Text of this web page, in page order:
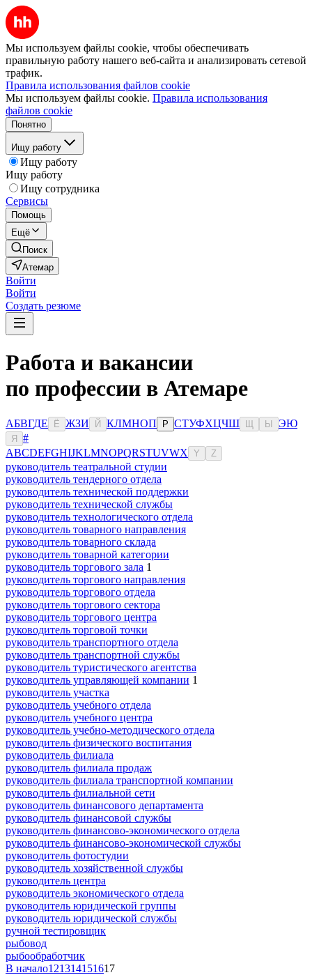
Мы используем файлы cookie, чтобы обеспечивать
правильную работу нашего веб-сайта и анализировать сетевой
трафик.
Правила использования файлов cookie
Мы используем файлы cookie. Правила использования
файлов cookie
Понятно
Ищу работу
Ищу работу
Ищу работу
Ищу сотрудника
Сервисы
Помощь
Ещё
Поиск
Атемар
Войти
Войти
Создать резюме
Работа и вакансии
по профессии в Атемаре
АБВГДЕ Ё ЖЗИ Й КЛМНОП Р СТУФХЦЧШ Ы ЭЮ
Я
#
ABCDEFGHIJKLMNOPQRSTUVWX Y Z
руководитель театральной студии
руководитель тендерного отдела
руководитель технической поддержки
руководитель технической службы
руководитель технологического отдела
руководитель товарного направления
руководитель товарного склада
руководитель товарной категории
руководитель торгового зала 1
руководитель торгового направления
руководитель торгового отдела
руководитель торгового сектора
руководитель торгового центра
руководитель торговой точки
руководитель транспортного отдела
руководитель транспортной службы
руководитель туристического агентства
руководитель управляющей компании 1
руководитель участка
руководитель учебного отдела
руководитель учебного центра
руководитель учебно-методического отдела
руководитель физического воспитания
руководитель филиала
руководитель филиала продаж
руководитель филиала транспортной компании
руководитель филиальной сети
руководитель финансового департамента
руководитель финансовой службы
руководитель финансово-экономического отдела
руководитель финансово-экономической службы
руководитель фотостудии
руководитель хозяйственной службы
руководитель центра
руководитель экономического отдела
руководитель юридической группы
руководитель юридической службы
ручной тестировщик
рыбовод
рыбообработчик
В начало121314151617